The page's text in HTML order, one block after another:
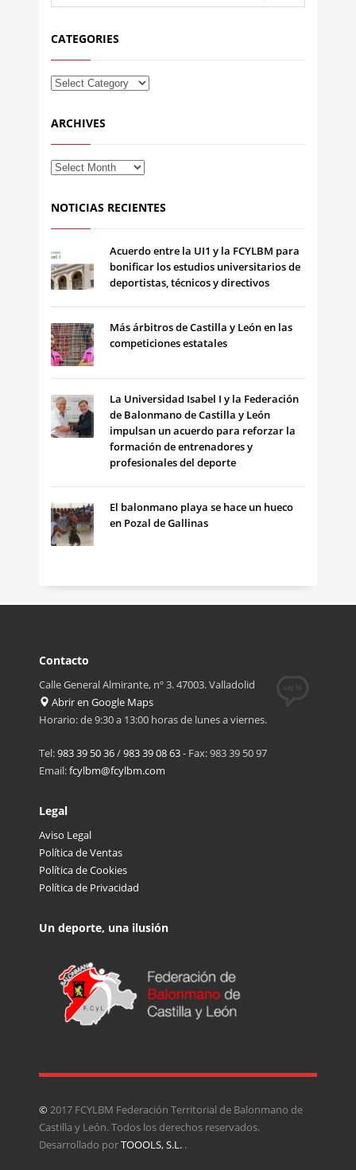
CATEGORIES
ARCHIVES
NOTICIAS RECIENTES
Acuerdo entre la UI1 y la FCYLBM para
bonificar los estudios universitarios de
deportistas, técnicos y directivos
Más árbitros de Castilla y León en las
competiciones estatales
La Universidad Isabel I y la Federación
de Balonmano de Castilla y León
impulsan un acuerdo para reforzar la
formación de entrenadores y
profesionales del deporte
El balonmano playa se hace un hueco
en Pozal de Gallinas
Contacto
Calle General Almirante, nº 3. 47003. Valladolid
Abrir en Google Maps
Horario: de 9:30 a 13:00 horas de lunes a viernes.
Tel:983 39 50 36/983 39 08 63- Fax: 983 39 50 97
Email:fcylbm@fcylbm.com
Legal
Aviso Legal
Política de Ventas
Política de Cookies
Política de Privacidad
Un deporte, una ilusión
©2017 FCYLBM Federación Territorial de Balonmano de
Castilla y León. Todos los derechos reservados.
Desarrollado porTOOOLS, S.L. .